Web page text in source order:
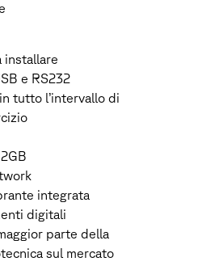
installare
e RS232
tutto l’intervallo di
integrata
digitali
parte della
sul mercato